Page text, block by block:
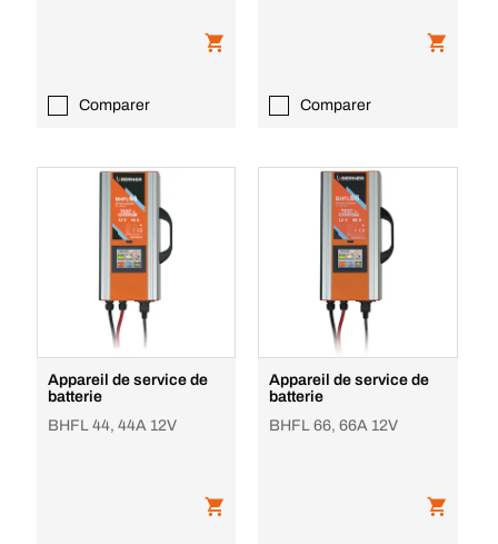
Comparer Comparer
Appareil de service de
batterie
BHFL 44, 44A 12V
Appareil de service de
batterie
BHFL 66, 66A 12V